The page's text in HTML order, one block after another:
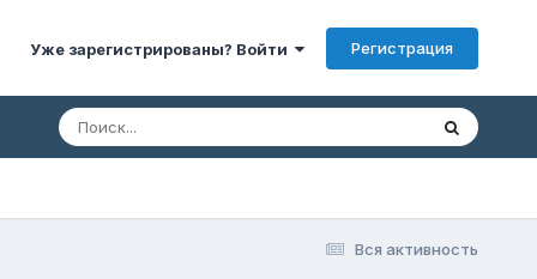
Уже зарегистрированы? Войти Регистрация
Вся активность